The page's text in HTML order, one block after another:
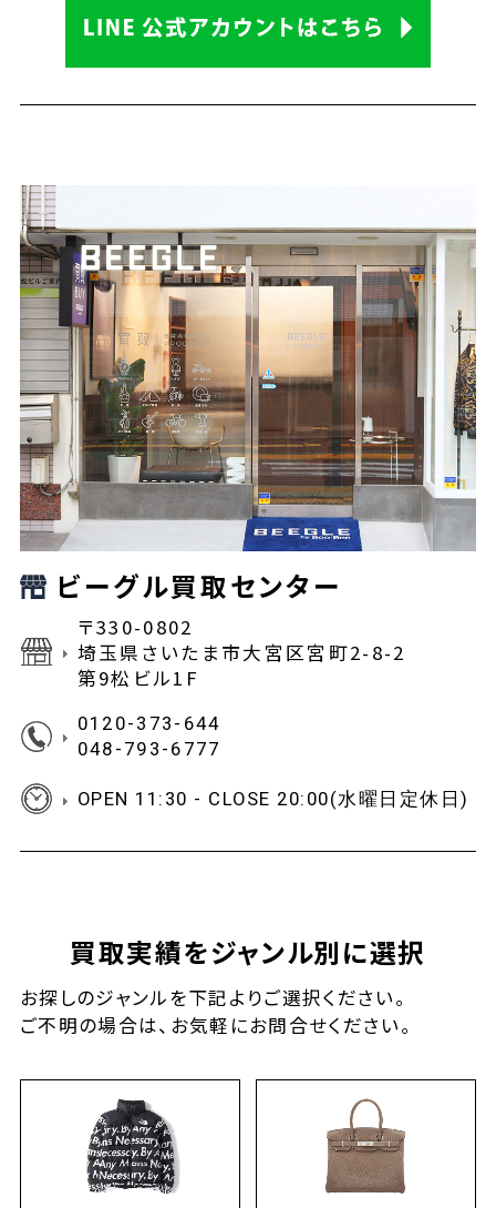
ビーグル買取センター
〒330-0802
埼玉県さいたま市大宮区宮町2-8-2
第9松ビル1F
0120-373-644
048-793-6777
OPEN 11:30 - CLOSE 20:00(水曜日定休日)
買取実績をジャンル別に選択
お探しのジャンルを下記よりご選択ください。
ご不明の場合は、お気軽にお問合せください。